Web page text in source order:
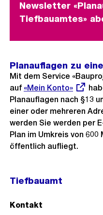
Newsletter
Tiefbauamtes»
Planauflagen zu
Mit dem Service
auf Externer
Link:
«Mein Konto»
Planauflagen nach §13
einer oder mehreren
werden Sie werden per
Plan im Umkreis von
öffentlich aufliegt.
Tiefbauamt
Kontakt